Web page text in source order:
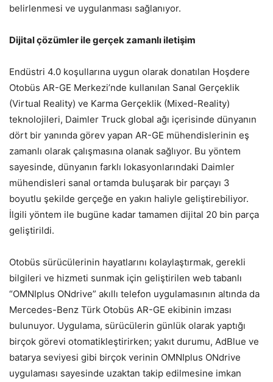
belirlenmesi ve uygulanması sağlanıyor.
Dijital çözümler ile gerçek zamanlı iletişim
Endüstri 4.0 koşullarına uygun olarak donatılan Hoşdere
Otobüs AR-GE Merkezi’nde kullanılan Sanal Gerçeklik
(Virtual Reality) ve Karma Gerçeklik (Mixed-Reality)
teknolojileri, Daimler Truck global ağı içerisinde dünyanın
dört bir yanında görev yapan AR-GE mühendislerinin eş
zamanlı olarak çalışmasına olanak sağlıyor. Bu yöntem
sayesinde, dünyanın farklı lokasyonlarındaki Daimler
mühendisleri sanal ortamda buluşarak bir parçayı 3
boyutlu şekilde gerçeğe en yakın haliyle geliştirebiliyor.
İlgili yöntem ile bugüne kadar tamamen dijital 20 bin parça
geliştirildi.
Otobüs sürücülerinin hayatlarını kolaylaştırmak, gerekli
bilgileri ve hizmeti sunmak için geliştirilen web tabanlı
“OMNIplus ONdrive” akıllı telefon uygulamasının altında da
Mercedes-Benz Türk Otobüs AR-GE ekibinin imzası
bulunuyor. Uygulama, sürücülerin günlük olarak yaptığı
birçok görevi otomatikleştirirken; yakıt durumu, AdBlue ve
batarya seviyesi gibi birçok verinin OMNIplus ONdrive
uygulaması sayesinde uzaktan takip edilmesine imkan